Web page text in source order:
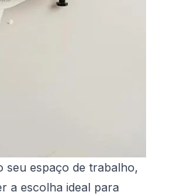
seu espaço de trabalho,
a escolha ideal para